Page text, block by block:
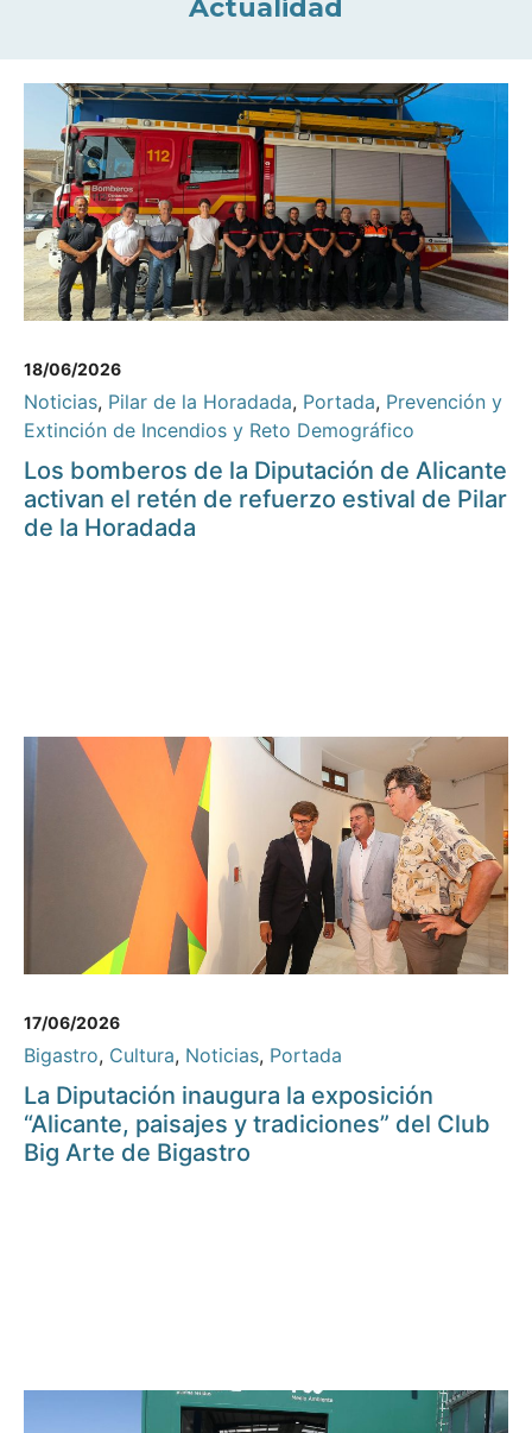
Actualidad
18/06/2026
Noticias, Pilar de la Horadada, Portada, Prevención y
Extinción de Incendios y Reto Demográfico
Los bomberos de la Diputación de Alicante
activan el retén de refuerzo estival de Pilar
de la Horadada
17/06/2026
Bigastro, Cultura, Noticias, Portada
La Diputación inaugura la exposición
“Alicante, paisajes y tradiciones” del Club
Big Arte de Bigastro